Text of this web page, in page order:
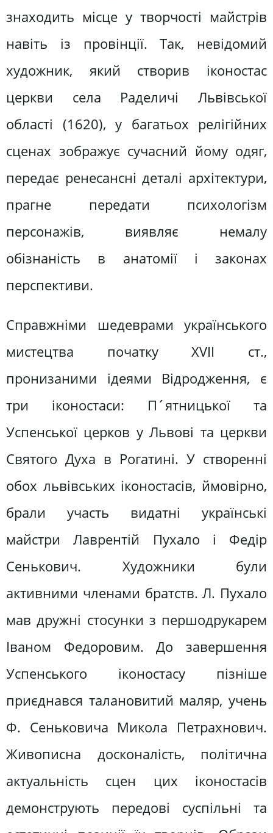
знаходить місце у творчості майстрів
навіть із провінції. Так, невідомий
художник, який створив іконостас
церкви села Раделичі Львівської
області (1620), у багатьох релігійних
сценах зображує сучасний йому одяг,
передає ренесансні деталі архітектури,
прагне передати психологізм
персонажів, виявляє немалу
обізнаність в анатомії і законах
перспективи.
Справжніми шедеврами українського
мистецтва початку XVII ст.,
пронизаними ідеями Відродження, є
три іконостаси: П´ятницької та
Успенської церков у Львові та церкви
Святого Духа в Рогатині. У створенні
обох львівських іконостасів, ймовірно,
брали участь видатні українські
майстри Лаврентій Пухало і Федір
Сенькович. Художники були
активними членами братств. Л. Пухало
мав дружні стосунки з першодрукарем
Іваном Федоровим. До завершення
Успенського іконостасу пізніше
приєднався талановитий маляр, учень
Ф. Сеньковича Микола Петрахнович.
Живописна досконалість, політична
актуальність сцен цих іконостасів
демонструють передові суспільні та